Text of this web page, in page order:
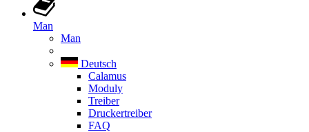
Man
Man
Deutsch
Calamus
Moduly
Treiber
Druckertreiber
FAQ